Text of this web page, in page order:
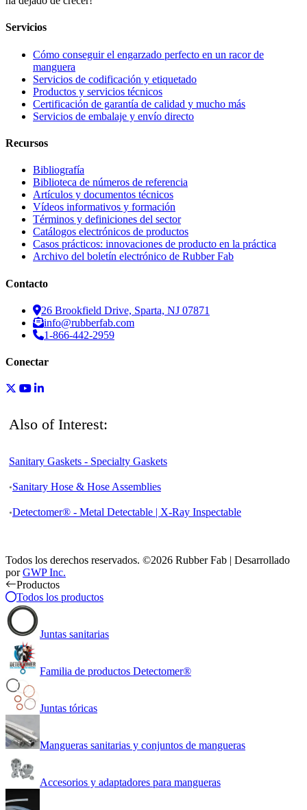
Servicios
Cómo conseguir el engarzado perfecto en un racor de
manguera
Servicios de codificación y etiquetado
Productos y servicios técnicos
Certificación de garantía de calidad y mucho más
Servicios de embalaje y envío directo
Recursos
Bibliografía
Biblioteca de números de referencia
Artículos y documentos técnicos
Vídeos informativos y formación
Términos y definiciones del sector
Catálogos electrónicos de productos
Casos prácticos: innovaciones de producto en la práctica
Archivo del boletín electrónico de Rubber Fab
Contacto
26 Brookfield Drive, Sparta, NJ 07871
info@rubberfab.com
1-866-442-2959
Conectar
Also of Interest:
Sanitary Gaskets - Specialty Gaskets
Sanitary Hose & Hose Assemblies
Detectomer® - Metal Detectable | X-Ray Inspectable
Todos los derechos reservados. ©2026 Rubber Fab | Desarrollado
porGWP Inc.
Productos
Todos los productos
Juntas sanitarias
Familia de productos Detectomer®
Juntas tóricas
Mangueras sanitarias y conjuntos de mangueras
Accesorios y adaptadores para mangueras